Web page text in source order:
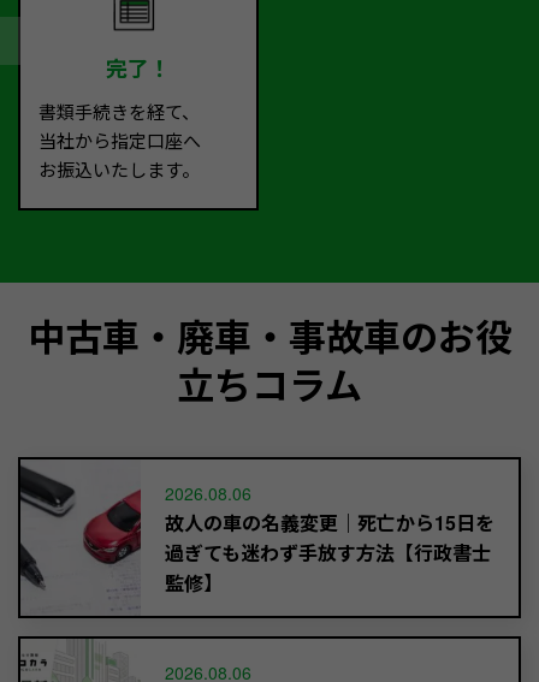
完了！
書類手続きを経て、
当社から指定口座へ
お振込いたします。
中古車・廃車・事故車のお役
立ちコラム
2026.08.06
故人の車の名義変更｜死亡から15日を
過ぎても迷わず手放す方法【行政書士
監修】
2026.08.06